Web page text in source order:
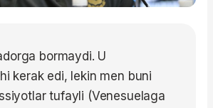
bormaydi. U
kerak edi, lekin men buni
tufayli (Venesuelaga